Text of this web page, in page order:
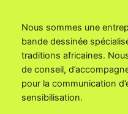
Nous sommes une
bande dessinée
traditions africaines.
de conseil,
pour la communication
sensibilisation.